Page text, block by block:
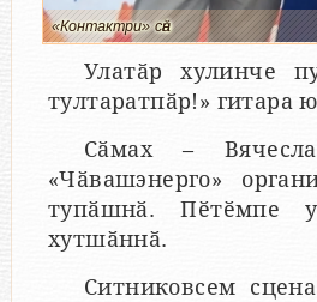
«Контактри» сӑн
Улатӑр хулинче
тултаратпӑр!» гитара
Сӑмах –
«Чӑвашэнерго»
тупӑшнӑ. Пӗтӗмпе
хутшӑннӑ.
Ситниковсем